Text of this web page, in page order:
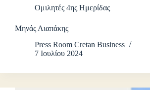
Ομιλητές 4ης Ημερίδας
Μηνάς Λιαπάκης
Press Room Cretan Business
7 Ιουλίου 2024